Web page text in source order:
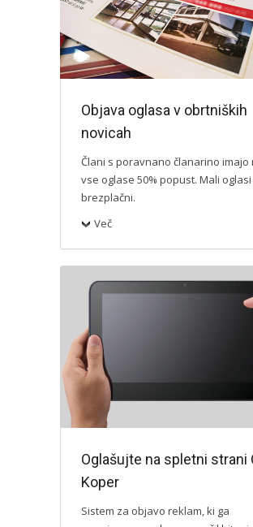
Objava oglasa v obrtniških
novicah
Člani s poravnano članarino imajo
vse oglase 50% popust. Mali
brezplačni.
Več
Oglašujte na spletni strani
Koper
Sistem za objavo reklam, ki ga